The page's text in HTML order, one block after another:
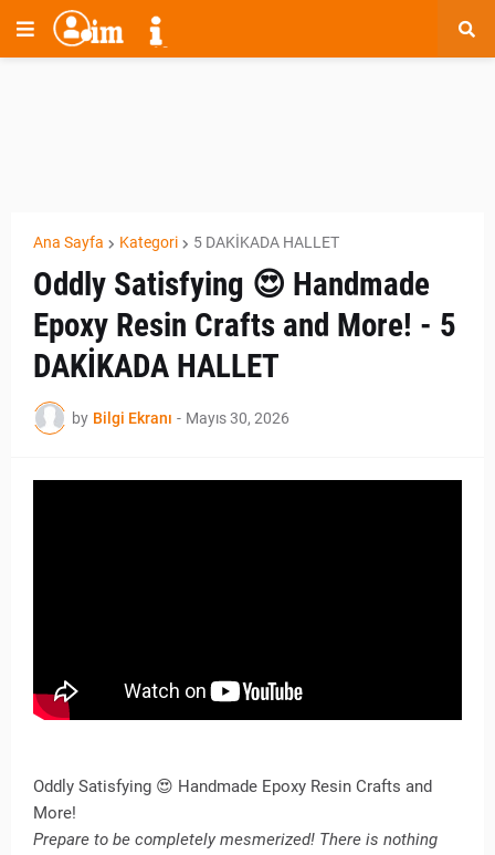
Ana Sayfa Kategori 5 DAKİKADA HALLET
Oddly Satisfying 😍 Handmade
Epoxy Resin Crafts and More! - 5
DAKİKADA HALLET
by Bilgi Ekranı - Mayıs 30, 2026
Oddly Satisfying 😍 Handmade Epoxy Resin Crafts and
More!
Prepare to be completely mesmerized! There is nothing